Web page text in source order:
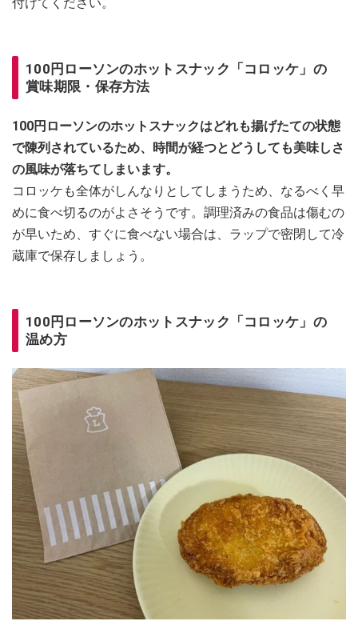
100円ローソンのホットスナック「コロッケ」の
賞味期限・保存方法
100円ローソンのホットスナックはどれも揚げたての状態
で陳列されているため、時間が経つとどうしても美味しさ
の風味が落ちてしまいます。
コロッケも全体がしんなりとしてしまうため、なるべく早
めに食べ切るのがよさそうです。調理済みの食品は傷むの
が早いため、すぐに食べない場合は、ラップで密閉して冷
蔵庫で保存しましょう。
100円ローソンのホットスナック「コロッケ」の
温め方